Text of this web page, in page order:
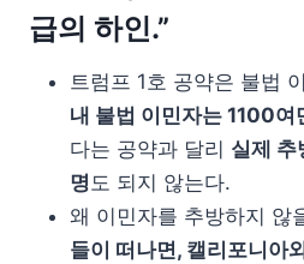
급의 하인.”
트럼프 1호 공약은 불법
내 불법 이민자는 1100여
다는 공약과 달리 실제
명도 되지 않는다.
왜 이민자를 추방하지 않
들이 떠나면, 캘리포니아